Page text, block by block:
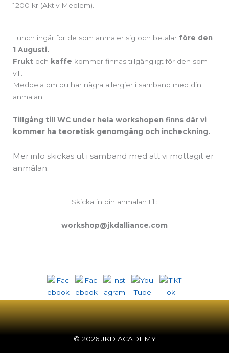
1200 kr (Aktiv Medlem).
Lunch ingår för de som anmäler sig och betalar före den
1 Augusti.
Frukt och kaffe kommer finnas tillgängligt för den som
vill.
Meddela om du har några allergier i samband med din
anmälan.
Tillgång till WC under hela workshopen finns där vi
kommer ha teoretisk genomgång och incheckning.
Mer info skickas ut i samband med att vi mottagit er
anmälan.
Skicka in din anmälan till:
workshop@jkdalliance.com
© 2026 JKD ACADEMY